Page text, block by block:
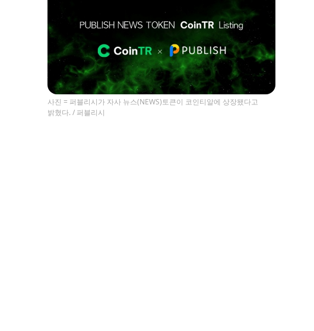
사진 = 퍼블리시가 자사 뉴스(NEWS)토큰이 코인티알에 상장됐다고
밝혔다. / 퍼블리시